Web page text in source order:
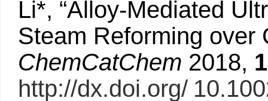
Li*, “Alloy-Mediated
Steam Reforming over
ChemCatChem 2018,
http://dx.doi.org/